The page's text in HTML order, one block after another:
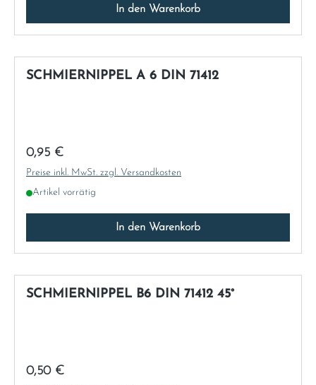
In den Warenkorb
SCHMIERNIPPEL A 6 DIN 71412
Regulärer Preis:
0,95 €
Preise inkl. MwSt. zzgl. Versandkosten
Artikel vorrätig
In den Warenkorb
SCHMIERNIPPEL B6 DIN 71412 45°
Regulärer Preis:
0,50 €